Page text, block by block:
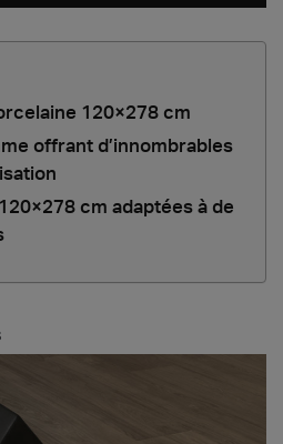
120×278 cm
offrant d’innombrables
cm adaptées à de